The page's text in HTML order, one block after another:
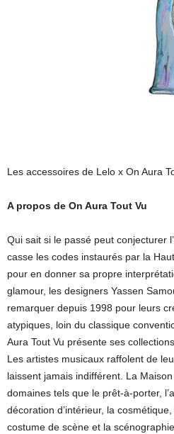
Les accessoires de Lelo x On Aura
A propos de On Aura Tout Vu
Qui sait si le passé peut conjecturer
casse les codes instaurés par la
pour en donner sa propre
glamour, les designers Yassen
remarquer depuis 1998 pour leurs
atypiques, loin du classique
Aura Tout Vu présente ses
Les artistes musicaux raffolent de
laissent jamais indifférent. La
domaines tels que le prêt-à-porter,
décoration d’intérieur, la
costume de scène et la